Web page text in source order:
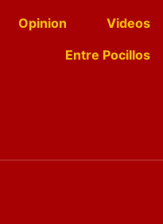
Opinion
Videos
Entre Pocillos